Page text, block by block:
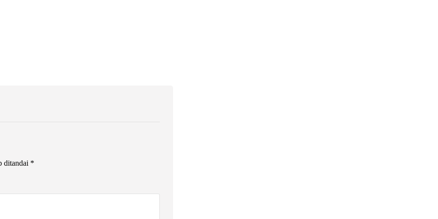
ditandai *